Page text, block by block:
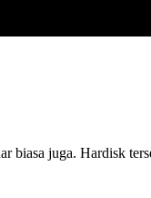
biasa juga. Hardisk